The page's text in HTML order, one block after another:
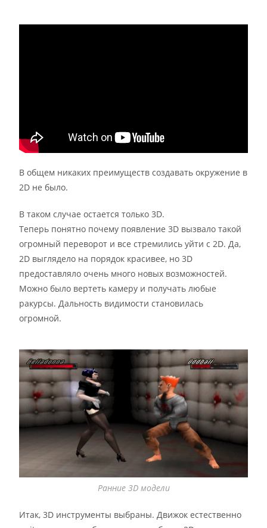
В общем никаких преимуществ создавать окружение в
2D не было.
В таком случае остается только 3D.
Теперь понятно почему появление 3D вызвало такой
огромный переворот и все стремились уйти с 2D. Да,
2D выглядело на порядок красивее, но 3D
предоставляло очень много новых возможностей.
Можно было вертеть камеру и получать любые
ракурсы. Дальность видимости становилась
огромной.
Ранние 3D модели
Итак, 3D инструменты выбраны. Движок естественно